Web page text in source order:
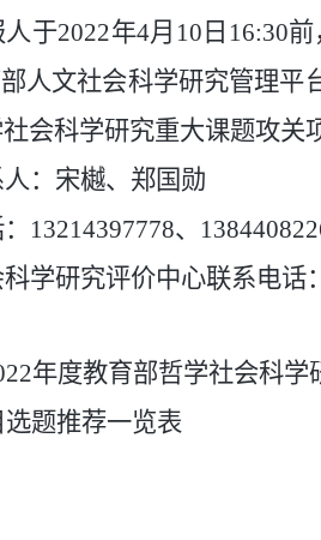
于2022年4月10日16:30前
人文社会科学研究管理平
会科学研究重大课题攻关
：宋樾、郑国勋
13214397778、
学研究评价中心联系电话
年度教育部哲学社会科学
选题推荐一览表